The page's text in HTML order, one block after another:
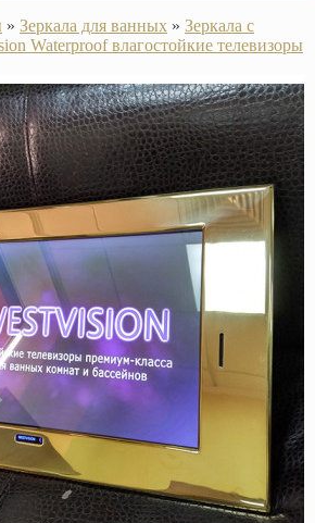
» Зеркала для ванных » Зеркала с
Waterproof влагостойкие телевизоры